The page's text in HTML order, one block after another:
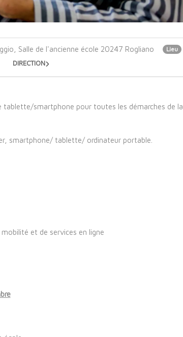
Salle de l'ancienne école 20247 Rogliano Lieu
DIRECTION
tablette/smartphone pour toutes les démarches de la
smartphone/ tablette/ ordinateur portable.
et de services en ligne